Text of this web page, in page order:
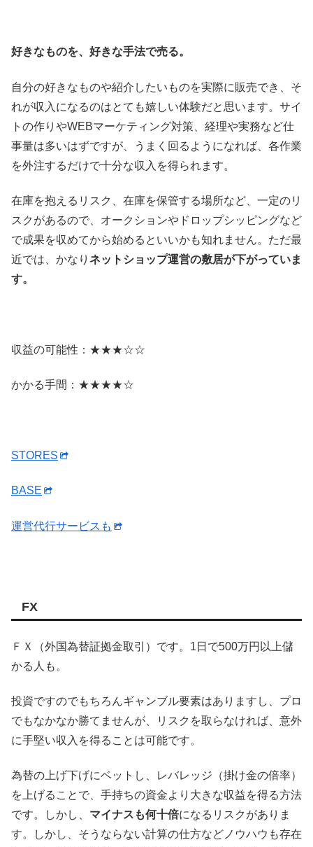
好きなものを、好きな手法で売る。
自分の好きなものや紹介したいものを実際に販売でき、そ
れが収入になるのはとても嬉しい体験だと思います。サイ
トの作りやWEBマーケティング対策、経理や実務など仕
事量は多いはずですが、うまく回るようになれば、各作業
を外注するだけで十分な収入を得られます。
在庫を抱えるリスク、在庫を保管する場所など、一定のリ
スクがあるので、オークションやドロップシッピングなど
で成果を収めてから始めるといいかも知れません。ただ最
近では、かなり ネットショップ運営の敷居が下がっていま
す。
収益の可能性：★★★☆☆
かかる手間：★★★★☆
STORES
BASE
運営代行サービスも
FX
ＦＸ（外国為替証拠金取引）です。1日で500万円以上儲
かる人も。
投資ですのでもちろんギャンブル要素はありますし、プロ
でもなかなか勝てませんが、リスクを取らなければ、意外
に手堅い収入を得ることは可能です。
為替の上げ下げにベットし、レバレッジ（掛け金の倍率）
を上げることで、手持ちの資金より大きな収益を得る方法
です。しかし、 マイナスも何十倍になるリスクがありま
す。しかし、そうならない計算の仕方などノウハウも存在